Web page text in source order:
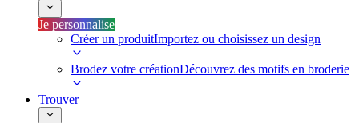
Je personnalise
Créer un produitImportez ou choisissez un design
Brodez votre créationDécouvrez des motifs en broderie
Trouver